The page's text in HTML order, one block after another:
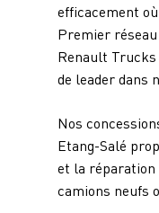
efficacement
Premier
Renault
de leader dans
Nos
Etang-Salé
et la réparation
camions neufs